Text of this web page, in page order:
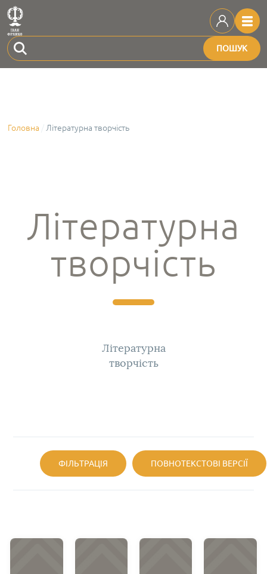
ПОШУК
Головна Літературна творчість
Літературна
творчість
Літературна
творчість
ФІЛЬТРАЦІЯ ПОВНОТЕКСТОВІ ВЕРСІЇ